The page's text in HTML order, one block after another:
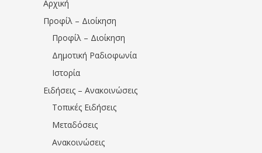
Αρχική
Προφίλ – Διοίκηση
Προφίλ – Διοίκηση
Δημοτική Ραδιοφωνία
Ιστορία
Ειδήσεις – Ανακοινώσεις
Τοπικές Ειδήσεις
Μεταδόσεις
Ανακοινώσεις